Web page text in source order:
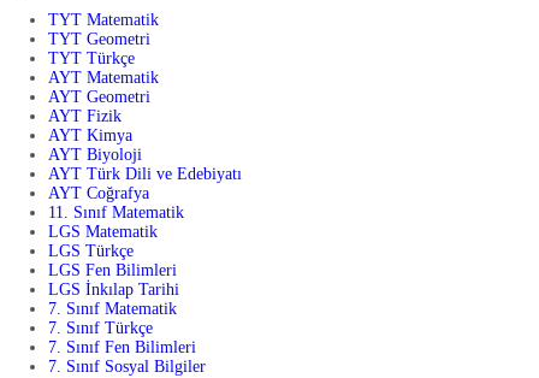
TYT Matematik
TYT Geometri
TYT Türkçe
AYT Matematik
AYT Geometri
AYT Fizik
AYT Kimya
AYT Biyoloji
AYT Türk Dili ve Edebiyatı
AYT Coğrafya
11. Sınıf Matematik
LGS Matematik
LGS Türkçe
LGS Fen Bilimleri
LGS İnkılap Tarihi
7. Sınıf Matematik
7. Sınıf Türkçe
7. Sınıf Fen Bilimleri
7. Sınıf Sosyal Bilgiler